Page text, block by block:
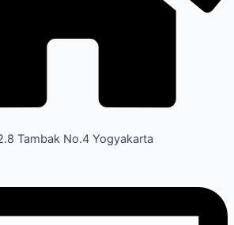
Tambak No.4 Yogyakarta